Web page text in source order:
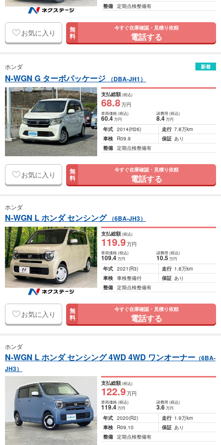
整備 定期点検整備有
お気に入り 無
料
今すぐ在庫確認・見積り依頼
電話する
ホンダ 新着
N-WGN G ターボパッケージ （DBA-JH1）
支払総額(税込)
68.8万円
車両価格(税込)
60.4万円
諸費用 (税込)
8.4 万円
年式 2014(H26) 走行 7.8万km
車検
R09.9 保証 あり
整備 定期点検整備有
お気に入り 無
料
今すぐ在庫確認・見積り依頼
電話する
ホンダ
N-WGN L ホンダ センシング （6BA-JH3）
支払総額(税込)
119.9万円
車両価格(税込)
109.4万円
諸費用 (税込)
10.5 万円
年式 2021(R3) 走行 1.8万km
車検 車検整備付 保証 あり
整備 定期点検整備有
お気に入り 無
料
今すぐ在庫確認・見積り依頼
電話する
ホンダ
N-WGN L ホンダ センシング 4WD 4WD ワンオーナー （6BA-
JH3）
支払総額(税込)
122.9万円
車両価格(税込)
119.4万円
諸費用 (税込)
3.6 万円
年式 2020(R2) 走行 1.9万km
車検
R09.10 保証 あり
整備 定期点検整備有